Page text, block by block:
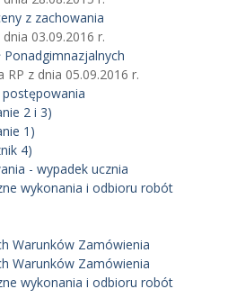
z zachowania
03.09.2016 r.
Ponadgimnazjalnych
z dnia 05.09.2016 r.
postępowania
2 i 3)
1)
4)
- wypadek ucznia
wykonania i odbioru robót
Warunków Zamówienia
Warunków Zamówienia
wykonania i odbioru robót